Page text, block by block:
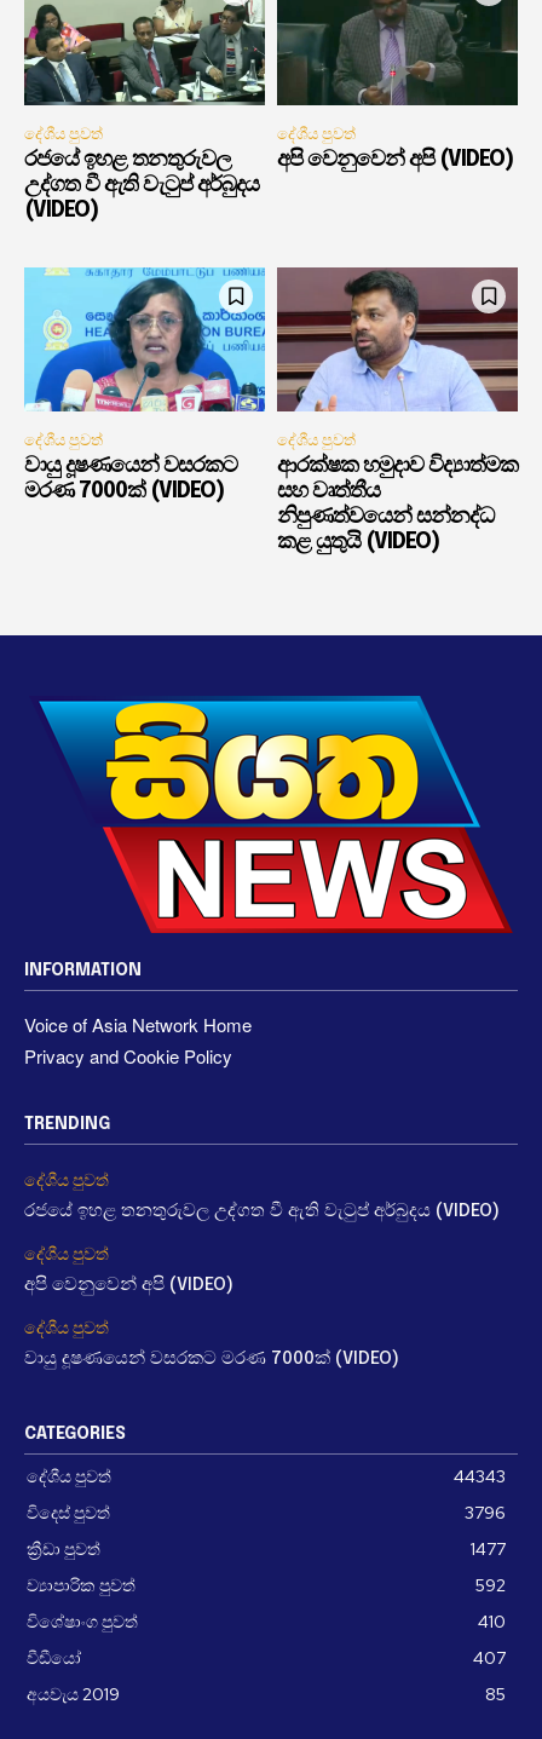
දේශීය පුවත්
රජයේ ඉහළ තනතුරුවල
උද්ගත වී ඇති වැටුප් අර්බුදය
(VIDEO)
දේශීය පුවත්
අපි වෙනුවෙන් අපි (VIDEO)
දේශීය පුවත්
වායු දූෂණයෙන් වසරකට
මරණ 7000ක් (VIDEO)
දේශීය පුවත්
ආරක්ෂක හමුදාව විද්‍යාත්මක
සහ වෘත්තීය
නිපුණත්වයෙන් සන්නද්ධ
කළ යුතුයි (VIDEO)
INFORMATION
Voice of Asia Network Home
Privacy and Cookie Policy
TRENDING
දේශීය පුවත්
රජයේ ඉහළ තනතුරුවල උද්ගත වී ඇති වැටුප් අර්බුදය (VIDEO)
දේශීය පුවත්
අපි වෙනුවෙන් අපි (VIDEO)
දේශීය පුවත්
වායු දූෂණයෙන් වසරකට මරණ 7000ක් (VIDEO)
CATEGORIES
දේශීය පුවත්
44343
විදෙස් පුවත්
3796
ක්‍රීඩා පුවත්
1477
ව්‍යාපාරික පුවත්
592
විශේෂාංග පුවත්
410
වීඩීයෝ
407
අයවැය 2019
85